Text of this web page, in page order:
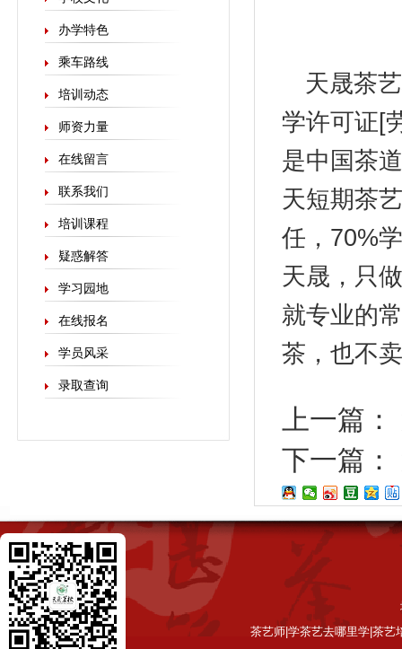
办学特色
乘车路线
培训动态
师资力量
在线留言
联系我们
培训课程
疑惑解答
学习园地
在线报名
学员风采
录取查询
天晟茶
学许可证[
是中国茶
天短期茶
任，70%
天晟，只
就专业的
茶，也不
上一篇：
下一篇：
茶艺师|学茶艺去哪里学|茶艺